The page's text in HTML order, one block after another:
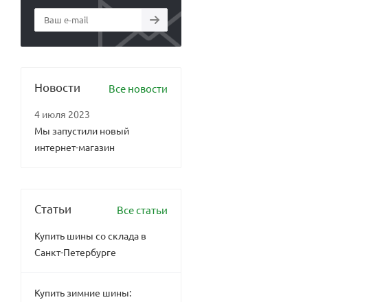
Новости Все новости
4 июля 2023
Мы запустили новый
интернет-магазин
Статьи Все статьи
Купить шины со склада в
Санкт-Петербурге
Купить зимние шины: